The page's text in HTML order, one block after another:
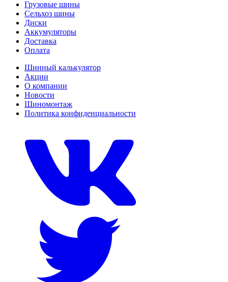
Грузовые шины
Сельхоз шины
Диски
Аккумуляторы
Доставка
Оплата
Шинный калькулятор
Акции
О компании
Новости
Шиномонтаж
Политика конфиденциальности